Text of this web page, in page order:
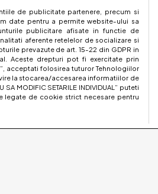
de publicitate partenere, precum si
date pentru a permite website-ului sa
publicitare afisate in functie de
aferente retelelor de socializare si
prevazute de art. 15-22 din GDPR in
Aceste drepturi pot fi exercitate prin
acceptati folosirea tuturor Tehnologiilor
la stocarea/accesarea informatiilor de
MODIFIC SETARILE INDIVIDUAL” puteti
legate de cookie strict necesare pentru